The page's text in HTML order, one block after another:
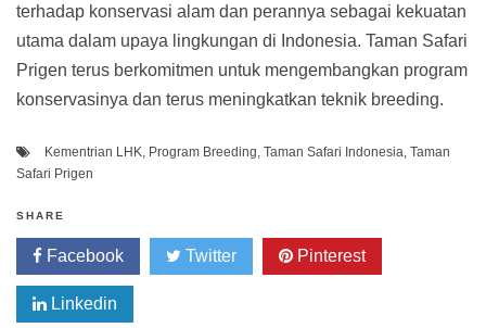
terhadap konservasi alam dan perannya sebagai kekuatan
utama dalam upaya lingkungan di Indonesia. Taman Safari
Prigen terus berkomitmen untuk mengembangkan program
konservasinya dan terus meningkatkan teknik breeding.
Kementrian LHK, Program Breeding, Taman Safari Indonesia, Taman
Safari Prigen
SHARE
Facebook Twitter Pinterest
Linkedin